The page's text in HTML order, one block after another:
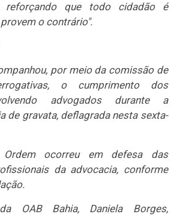
reforçando que todo cidadão é
o contrário".
por meio da comissão de
o cumprimento dos
advogados durante a
de gravata, deflagrada nesta sexta-
ocorreu em defesa das
da advocacia, conforme
OAB Bahia, Daniela Borges,